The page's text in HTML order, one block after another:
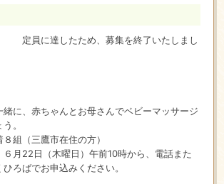
定員に達したため、募集を終了いたしまし
緒に、赤ちゃんとお母さんでベビーマッサージ
。
組（三鷹市在住の方）
６月22日（木曜日）午前10時から、電話また
ろばでお申込みください。